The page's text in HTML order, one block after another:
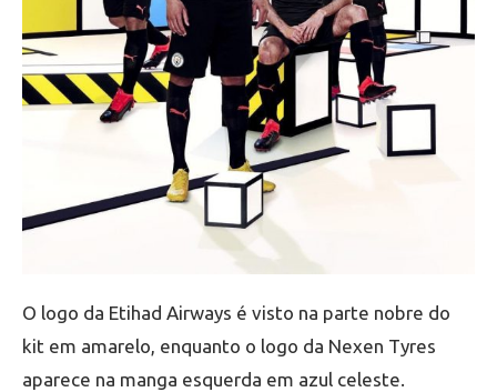
O logo da Etihad Airways é visto na parte nobre do
kit em amarelo, enquanto o logo da Nexen Tyres
aparece na manga esquerda em azul celeste.